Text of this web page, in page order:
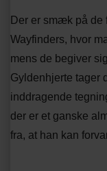
Der er smæk på de
Wayfinders, hvor
mens de begiver
Gyldenhjerte tager
inddragende
der er et ganske
fra, at han kan